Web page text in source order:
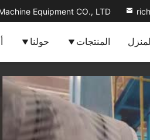
Equipment CO., LTD
المنزل المنتجات حولنا